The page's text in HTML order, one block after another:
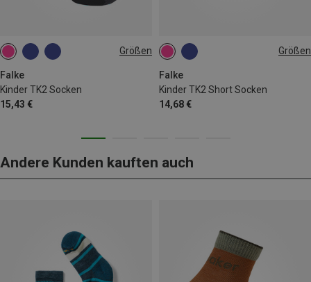
Größen
Falke
Kinder TK2 Socken
15,43 €
23|24|25|26
31|32|33|34
Größen
Falke
Kinder TK2 Short Socken
14,68 €
31|32|33|34
Andere Kunden kauften auch